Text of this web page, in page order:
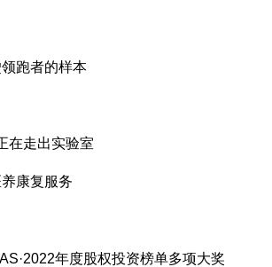
跑者的样本
在走出实验室
康复服务
年度股权投资榜单多项大奖